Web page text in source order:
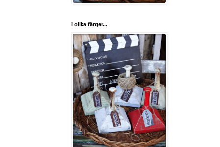
I olika färger...